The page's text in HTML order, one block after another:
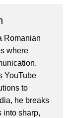
Romanian
where
YouTube
to
he breaks
into sharp,